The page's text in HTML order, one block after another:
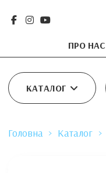
ПРО НАС
КАТАЛОГ
Головна Каталог